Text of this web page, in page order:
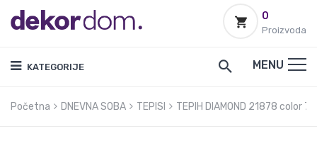
0
Proizvoda
KATEGORIJE MENU
Početna DNEVNA SOBA TEPISI TEPIH DIAMOND 21878 color